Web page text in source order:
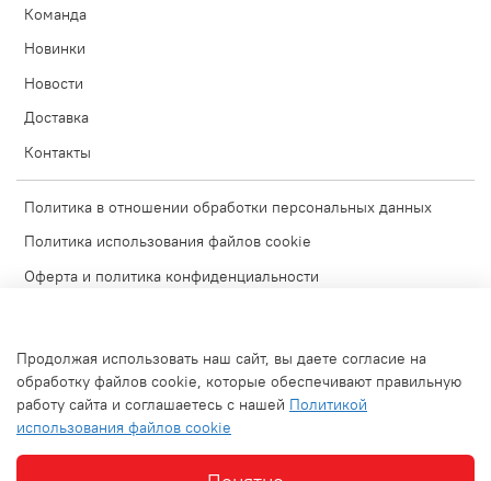
Команда
Новинки
Новости
Доставка
Контакты
Политика в отношении обработки персональных данных
Политика использования файлов cookie
Оферта и политика конфиденциальности
Блог
Обратная связь
Продолжая использовать наш сайт, вы даете согласие на
обработку файлов cookie, которые обеспечивают правильную
работу сайта и соглашаетесь с нашей Политикой
использования файлов cookie